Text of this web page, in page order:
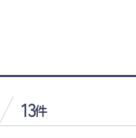
13件